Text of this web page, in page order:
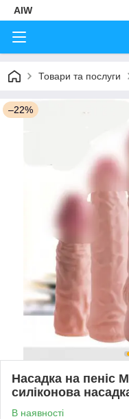
AIW
Товари та послуги
–22%
Насадка на пеніс
силіконова
В наявності